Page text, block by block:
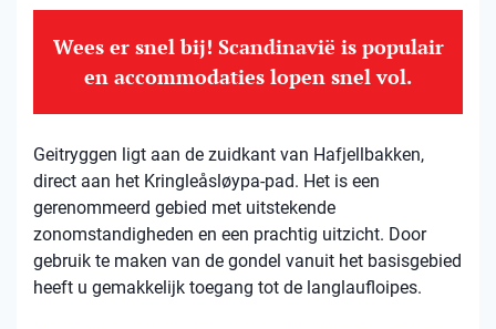
Wees er snel bij! Scandinavië is populair
en accommodaties lopen snel vol.
Geitryggen ligt aan de zuidkant van Hafjellbakken,
direct aan het Kringleåsløypa-pad. Het is een
gerenommeerd gebied met uitstekende
zonomstandigheden en een prachtig uitzicht. Door
gebruik te maken van de gondel vanuit het basisgebied
heeft u gemakkelijk toegang tot de langlaufloipes.